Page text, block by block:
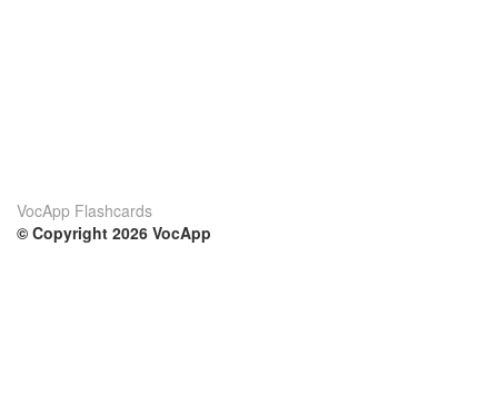
VocApp Flashcards
© Copyright 2026 VocApp